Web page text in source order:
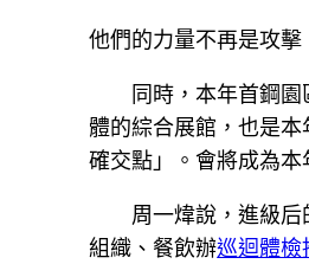
他們的力量不再是攻
同時，本年首鋼
體的綜合展館，也是
確交點」。會將成為
周一煒說，進級
組織、餐飲辦巡迴體檢